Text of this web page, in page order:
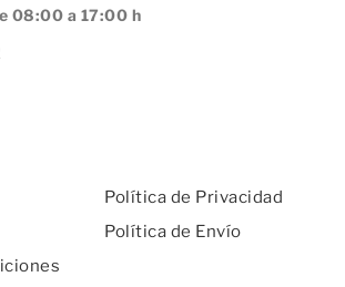
08:00 a 17:00 h
Política de Privacidad
Política de Envío